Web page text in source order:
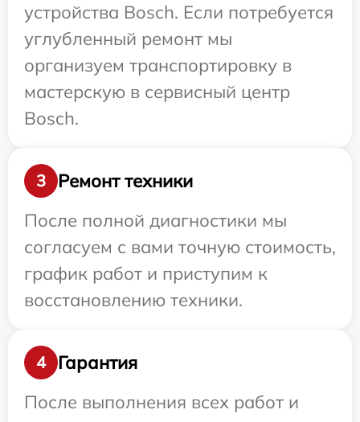
устройства Bosch. Если потребуется
углубленный ремонт мы
организуем транспортировку в
мастерскую в сервисный центр
Bosch.
3
Ремонт техники
После полной диагностики мы
согласуем с вами точную стоимость,
график работ и приступим к
восстановлению техники.
4
Гарантия
После выполнения всех работ и